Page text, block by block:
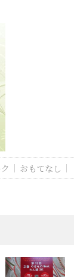
おもてなし